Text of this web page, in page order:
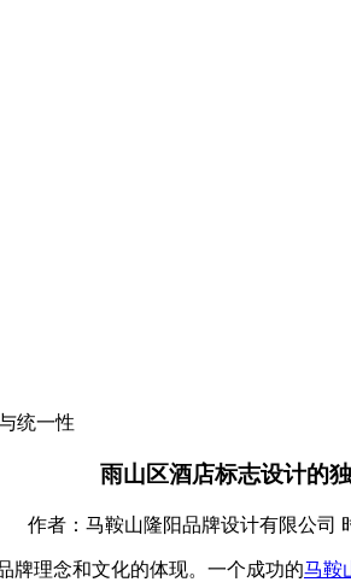
统一性
雨山区酒店标志设计的
作者：马鞍山隆阳品牌设计有限公司
牌理念和文化的体现。一个成功的马鞍